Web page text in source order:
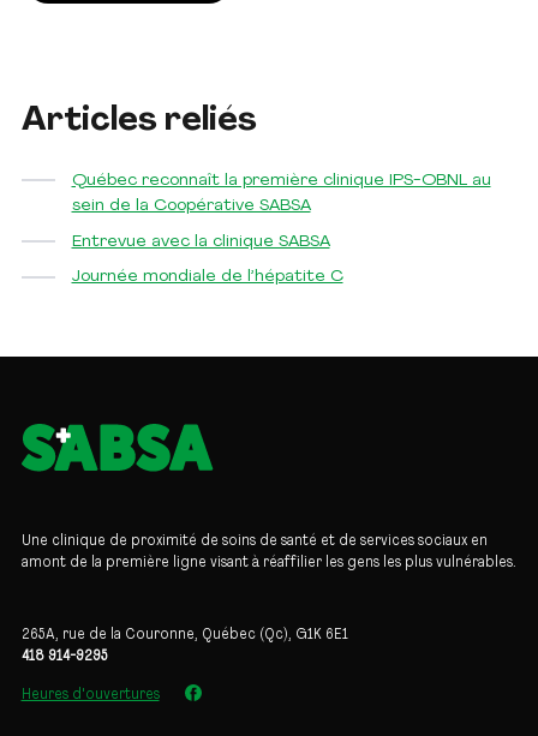
Articles reliés
Québec reconnaît la première clinique IPS-OBNL au
sein de la Coopérative SABSA
Entrevue avec la clinique SABSA
Journée mondiale de l’hépatite C
Une clinique de proximité de soins de santé et de services sociaux en
amont de la première ligne visant à réaffilier les gens les plus vulnérables.
265A, rue de la Couronne, Québec (Qc), G1K 6E1
418 914-9295
Heures d'ouvertures